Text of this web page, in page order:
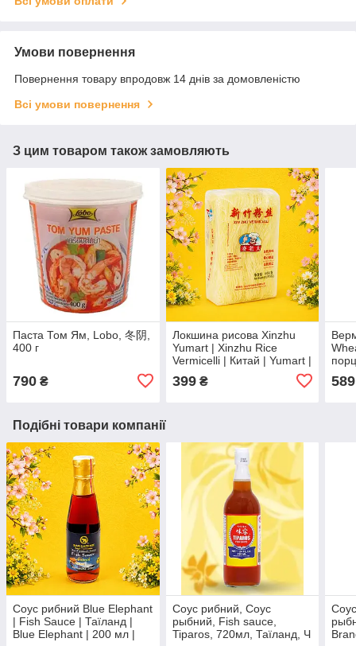
Умови повернення
Повернення товару впродовж 14 днів за домовленістю
Всі умови повернення
З цим товаром також замовляють
Паста Том Ям, Lobo, 冬阴,
400 г
790 ₴
Локшина рисова Xinzhu
Yumart | Xinzhu Rice
Vermicelli | Китай | Yumart |
500 г | тонка універсальна
ПоФо
399₴ 589
Подібні товари компанії
Соус рибний Blue Elephant
| Fish Sauce | Таїланд |
Blue Elephant | 200 мл |
Соус рибний, Соус
рыбний, Fish sauce,
Tiparos, 720мл, Таїланд, Ч